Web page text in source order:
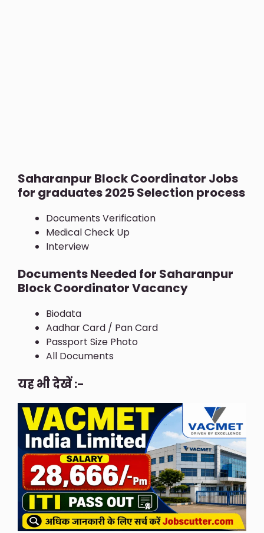
Saharanpur Block Coordinator Jobs
for graduates 2025 Selection process
Documents Verification
Medical Check Up
Interview
Documents Needed for Saharanpur
Block Coordinator Vacancy
Biodata
Aadhar Card / Pan Card
Passport Size Photo
All Documents
यह भी देखें :-